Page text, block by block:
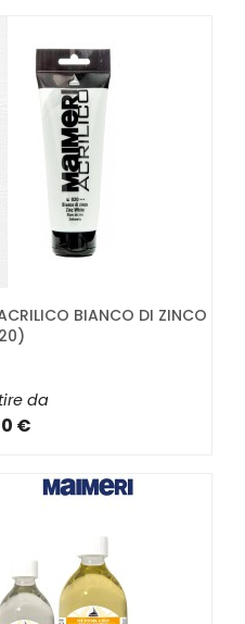
BIANCO DI ZINCO
da
€